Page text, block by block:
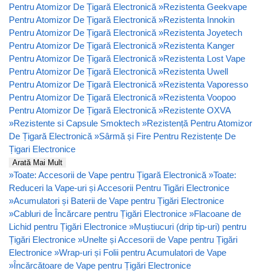
Pentru Atomizor De Țigară Electronică »Rezistenta Geekvape
Pentru Atomizor De Țigară Electronică »Rezistenta Innokin
Pentru Atomizor De Țigară Electronică »Rezistenta Joyetech
Pentru Atomizor De Țigară Electronică »Rezistenta Kanger
Pentru Atomizor De Țigară Electronică »Rezistenta Lost Vape
Pentru Atomizor De Țigară Electronică »Rezistenta Uwell
Pentru Atomizor De Țigară Electronică »Rezistenta Vaporesso
Pentru Atomizor De Țigară Electronică »Rezistenta Voopoo
Pentru Atomizor De Țigară Electronică »Rezistente OXVA
»Rezistente si Capsule Smoktech »Rezistență Pentru Atomizor
De Țigară Electronică »Sârmă și Fire Pentru Rezistențe De
Țigari Electronice
Arată Mai Mult
»Toate: Accesorii de Vape pentru Țigară Electronică »Toate:
Reduceri la Vape-uri și Accesorii Pentru Tigări Electronice
»Acumulatori și Baterii de Vape pentru Țigări Electronice
»Cabluri de Încărcare pentru Țigări Electronice »Flacoane de
Lichid pentru Țigări Electronice »Muștiucuri (drip tip-uri) pentru
Țigări Electronice »Unelte și Accesorii de Vape pentru Țigări
Electronice »Wrap-uri și Folii pentru Acumulatori de Vape
»Încărcătoare de Vape pentru Țigări Electronice